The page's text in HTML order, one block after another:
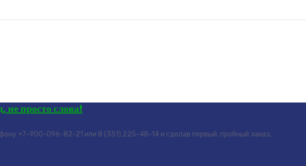
просто слова!
+7-900-096-82-21 или 8 (351) 225-48-14 и сделав первый, пробный заказ.